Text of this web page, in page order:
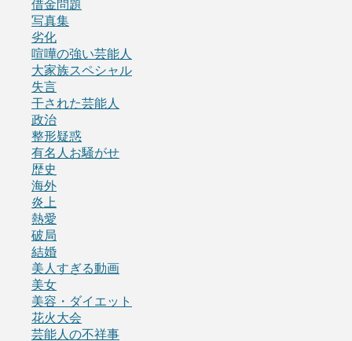
借金問題
写真集
劣化
喧嘩の強い芸能人
大家族スペシャル
失言
干された芸能人
政治
整形疑惑
有名人お騒がせ
歴史
海外
炎上
熱愛
破局
結婚
美人すぎる動画
美女
美容・ダイエット
花火大会
芸能人の不祥事